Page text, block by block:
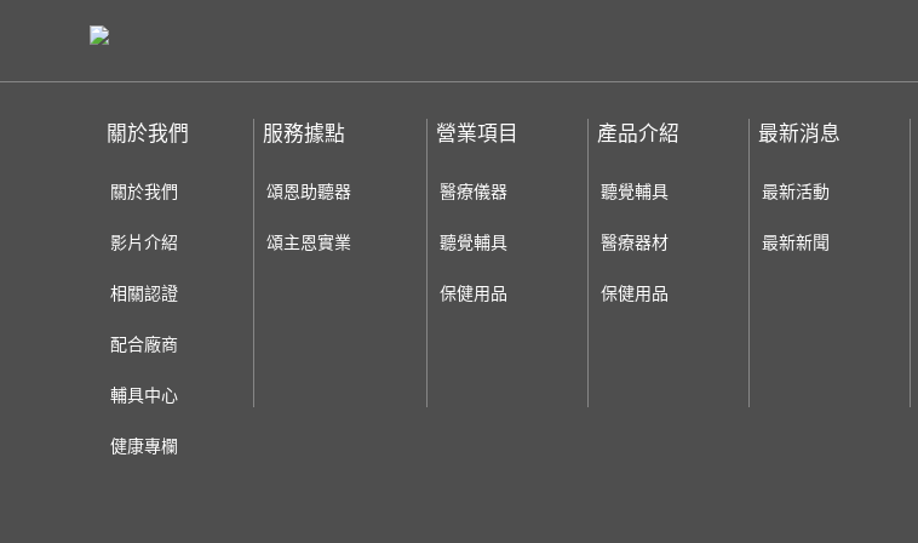
關於我們
關於我們
影片介紹
相關認證
配合廠商
輔具中心
健康專欄
服務據點
頌恩助聽器
頌主恩實業
營業項目
醫療儀器
聽覺輔具
保健用品
產品介紹
聽覺輔具
醫療器材
保健用品
最新消息
最新活動
最新新聞